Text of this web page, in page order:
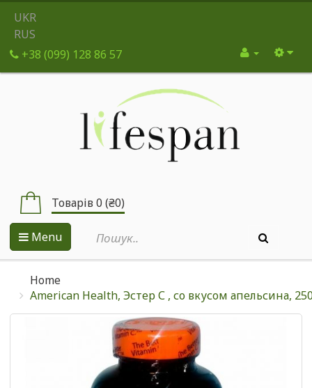
UKR
RUS
+38 (099) 128 86 57
Товарів 0 (₴0)
Menu
Home
American Health, Эстер С , со вкусом апельсина,